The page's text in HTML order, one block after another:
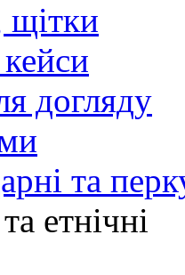
догляду
та
етнічні